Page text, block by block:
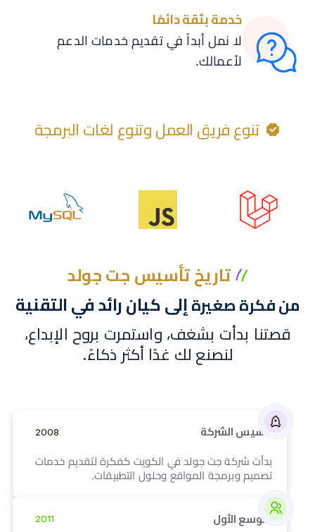
خدمة بثقة دائمًا
لا نمل أبداً في تقديم خدمات الدعم
لأعمالك.
تنوع فريق العمل وتنوع لغات البرمجة
تاريخ تأسيس جت جولد
من فكرة صغيرة إلى كيان رائد في التقنية
قصتنا بدأت بشغف، واستمرت بروح الإبداع،
لنصنع لك غدًا أكثر ذكاءً.
تأسيس الشركة 2008
بدأت شركة جت جولد في الكويت كفكرة لتقديم خدمات
تصميم وبرمجة المواقع وحلول التطبيقات.
2008
التوسع الأول 2011
2011